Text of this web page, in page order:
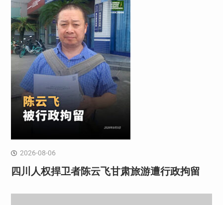
2026-08-06
四川人权捍卫者陈云飞甘肃旅游遭行政拘留